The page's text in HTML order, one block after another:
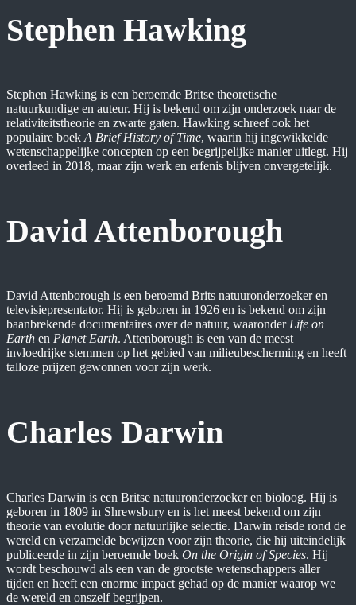
Stephen Hawking
Stephen Hawking is een beroemde Britse theoretische
natuurkundige en auteur. Hij is bekend om zijn onderzoek naar de
relativiteitstheorie en zwarte gaten. Hawking schreef ook het
populaire boek A Brief History of Time, waarin hij ingewikkelde
wetenschappelijke concepten op een begrijpelijke manier uitlegt. Hij
overleed in 2018, maar zijn werk en erfenis blijven onvergetelijk.
David Attenborough
David Attenborough is een beroemd Brits natuuronderzoeker en
televisiepresentator. Hij is geboren in 1926 en is bekend om zijn
baanbrekende documentaires over de natuur, waaronder Life on
Earth en Planet Earth. Attenborough is een van de meest
invloedrijke stemmen op het gebied van milieubescherming en heeft
talloze prijzen gewonnen voor zijn werk.
Charles Darwin
Charles Darwin is een Britse natuuronderzoeker en bioloog. Hij is
geboren in 1809 in Shrewsbury en is het meest bekend om zijn
theorie van evolutie door natuurlijke selectie. Darwin reisde rond de
wereld en verzamelde bewijzen voor zijn theorie, die hij uiteindelijk
publiceerde in zijn beroemde boek On the Origin of Species. Hij
wordt beschouwd als een van de grootste wetenschappers aller
tijden en heeft een enorme impact gehad op de manier waarop we
de wereld en onszelf begrijpen.